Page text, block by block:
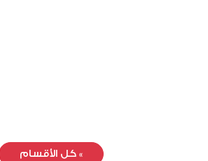
» كل الأقسام